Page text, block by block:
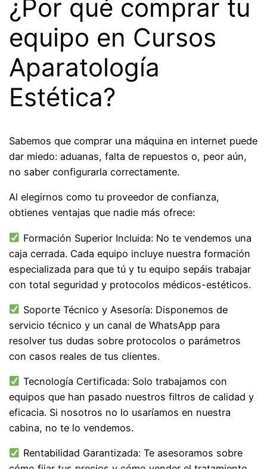
¿Por qué comprar tu
equipo en Cursos
Aparatología
Estética?
Sabemos que comprar una máquina en internet puede
dar miedo: aduanas, falta de repuestos o, peor aún,
no saber configurarla correctamente.
Al elegirnos como tu proveedor de confianza,
obtienes ventajas que nadie más ofrece:
Formación Superior Incluida: No te vendemos una
caja cerrada. Cada equipo incluye nuestra formación
especializada para que tú y tu equipo sepáis trabajar
con total seguridad y protocolos médicos-estéticos.
Soporte Técnico y Asesoría: Disponemos de
servicio técnico y un canal de WhatsApp para
resolver tus dudas sobre protocolos o parámetros
con casos reales de tus clientes.
Tecnología Certificada: Solo trabajamos con
equipos que han pasado nuestros filtros de calidad y
eficacia. Si nosotros no lo usaríamos en nuestra
cabina, no te lo vendemos.
Rentabilidad Garantizada: Te asesoramos sobre